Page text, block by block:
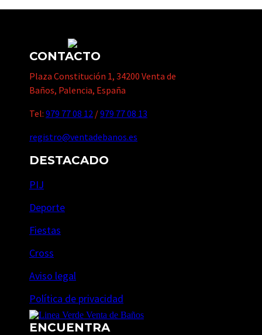
CONTACTO
Plaza Constitución 1, 34200 Venta de
Baños, Palencia, España
Tel: 979 77 08 12 /979 77 08 13
registro@ventadebanos.es
DESTACADO
PIJ
Deporte
Fiestas
Cross
Aviso legal
Política de privacidad
ENCUENTRA